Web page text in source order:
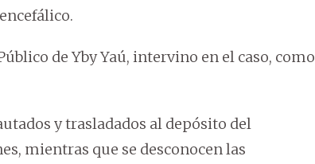
de Yby Yaú, intervino en el caso, como
y trasladados al depósito del
mientras que se desconocen las